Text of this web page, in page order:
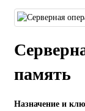
память
Назначение и